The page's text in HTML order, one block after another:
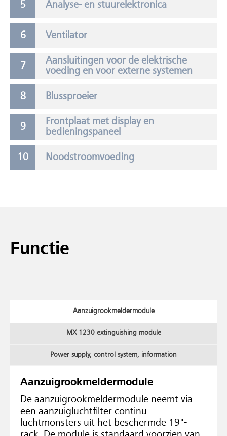
Analyse- en stuurelektronica
Ventilator
Aansluitingen voor de elektrische
voeding en voor externe systemen
Blussproeier
Frontplaat met display en
bedieningspaneel
Noodstroomvoeding
Functie
Aanzuigrookmeldermodule
MX 1230 extinguishing module
Power supply, control system, information
Aanzuigrookmeldermodule
De aanzuigrookmeldermodule neemt via
een aanzuigluchtfilter continu
luchtmonsters uit het beschermde 19"-